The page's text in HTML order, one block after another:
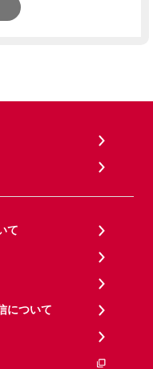
て
について